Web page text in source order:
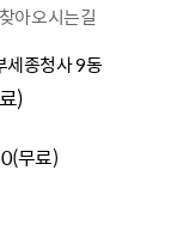
찾아오시는길
종청사 9동
)
무료)